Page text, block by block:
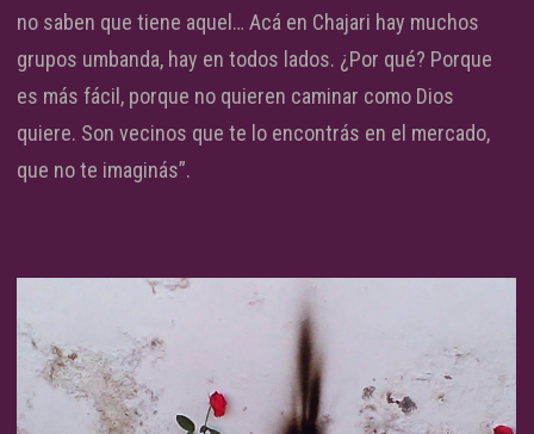
no saben que tiene aquel… Acá en Chajari hay muchos
grupos umbanda, hay en todos lados. ¿Por qué? Porque
es más fácil, porque no quieren caminar como Dios
quiere. Son vecinos que te lo encontrás en el mercado,
que no te imaginás”.